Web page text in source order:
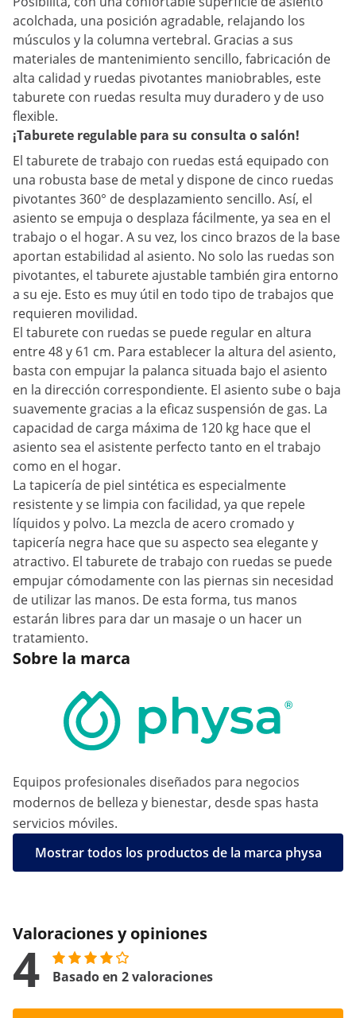
acolchada, una posición agradable, relajando los
músculos y la columna vertebral. Gracias a sus
materiales de mantenimiento sencillo, fabricación de
alta calidad y ruedas pivotantes maniobrables, este
taburete con ruedas resulta muy duradero y de uso
flexible.
¡Taburete regulable para su consulta o salón!
El taburete de trabajo con ruedas está equipado con
una robusta base de metal y dispone de cinco ruedas
pivotantes 360° de desplazamiento sencillo. Así, el
asiento se empuja o desplaza fácilmente, ya sea en el
trabajo o el hogar. A su vez, los cinco brazos de la base
aportan estabilidad al asiento. No solo las ruedas son
pivotantes, el taburete ajustable también gira entorno
a su eje. Esto es muy útil en todo tipo de trabajos que
requieren movilidad.
El taburete con ruedas se puede regular en altura
entre 48 y 61 cm. Para establecer la altura del asiento,
basta con empujar la palanca situada bajo el asiento
en la dirección correspondiente. El asiento sube o baja
suavemente gracias a la eficaz suspensión de gas. La
capacidad de carga máxima de 120 kg hace que el
asiento sea el asistente perfecto tanto en el trabajo
como en el hogar.
La tapicería de piel sintética es especialmente
resistente y se limpia con facilidad, ya que repele
líquidos y polvo. La mezcla de acero cromado y
tapicería negra hace que su aspecto sea elegante y
atractivo. El taburete de trabajo con ruedas se puede
empujar cómodamente con las piernas sin necesidad
de utilizar las manos. De esta forma, tus manos
estarán libres para dar un masaje o un hacer un
tratamiento.
Sobre la marca
Equipos profesionales diseñados para negocios
modernos de belleza y bienestar, desde spas hasta
servicios móviles.
Mostrar todos los productos de la marca physa
Valoraciones y opiniones
4 Basado en 2 valoraciones